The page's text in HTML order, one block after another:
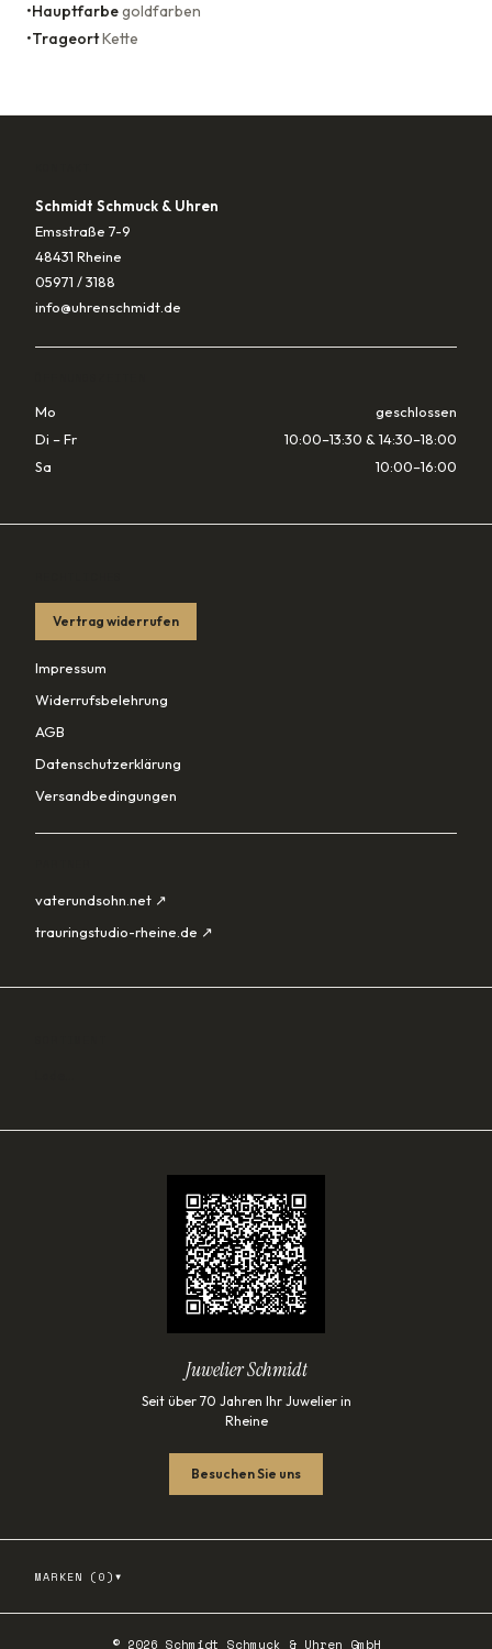
•Hauptfarbegoldfarben
•TrageortKette
Schmidt Schmuck & Uhren
Emsstraße 7-9
48431 Rheine
05971 / 3188
info@uhrenschmidt.de
Mo
geschlossen
Di – Fr
10:00–13:30 & 14:30–18:00
Sa
10:00–16:00
Vertrag widerrufen
Impressum
Widerrufsbelehrung
AGB
Datenschutzerklärung
Versandbedingungen
vaterundsohn.net ↗
trauringstudio-rheine.de ↗
Juwelier Schmidt
Seit über 70 Jahren Ihr Juwelier in
Rheine
Besuchen Sie uns
MARKEN ( 0 ) ▾
© 2026 Schmidt Schmuck & Uhren GmbH